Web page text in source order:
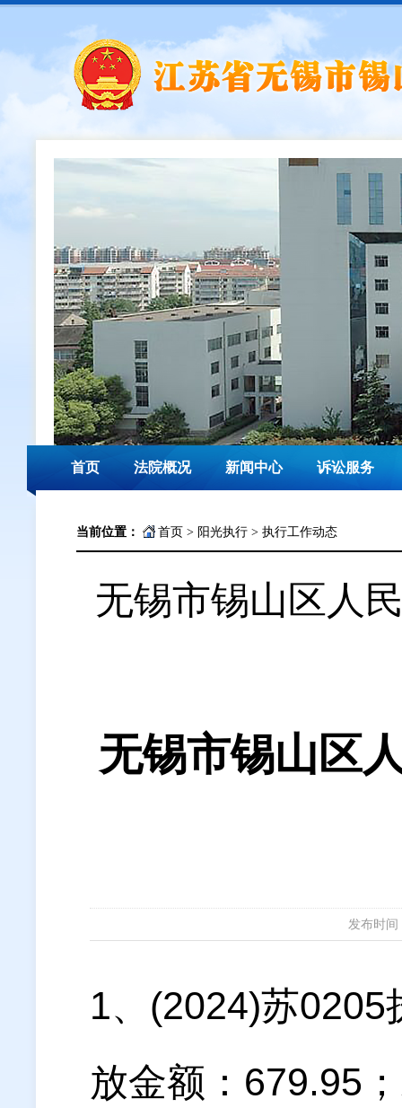
首页 法院概况 新闻中心 诉讼服务
当前位置： 首页 > 阳光执行 > 执行工作动态
无锡市锡山区人
无锡市锡山区
发布时
1、(2024)苏
放金额：679.95